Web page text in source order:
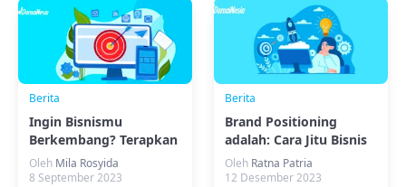
Berita
Ingin Bisnismu
Berkembang? Terapkan
Strategi Scale Up!
Oleh Mila Rosyida
8 September 2023
Berita
Brand Positioning
adalah: Cara Jitu Bisnis
Melejit!
Oleh Ratna Patria
12 Desember 2023